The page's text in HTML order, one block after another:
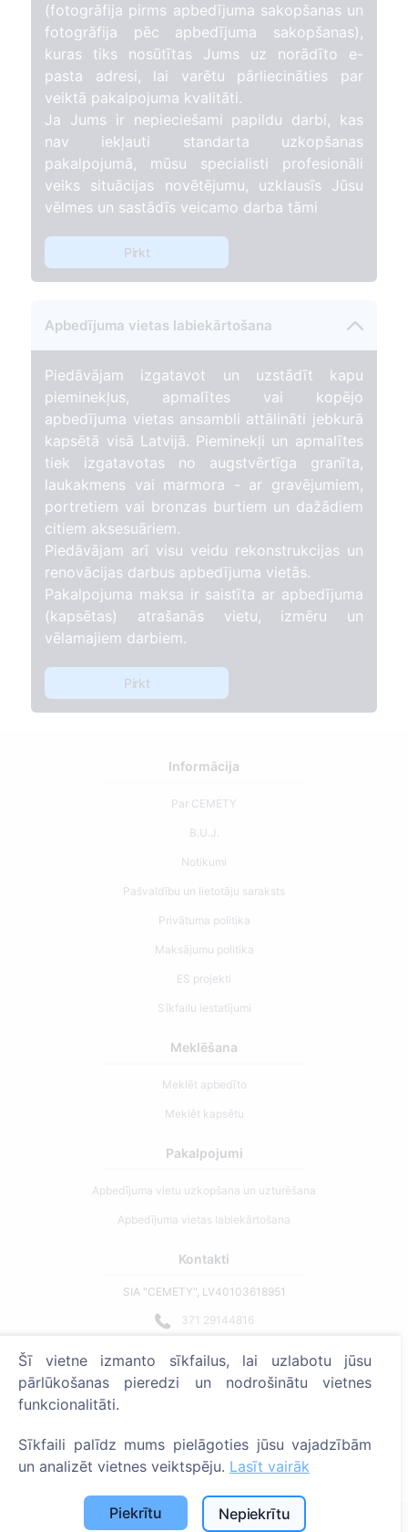
(fotogrāfija pirms apbedījuma sakopšanas un
fotogrāfija pēc apbedījuma sakopšanas),
kuras tiks nosūtītas Jums uz norādīto e-
pasta adresi, lai varētu pārliecināties par
veiktā pakalpojuma kvalitāti.
Ja Jums ir nepieciešami papildu darbi, kas
nav iekļauti standarta uzkopšanas
pakalpojumā, mūsu specialisti profesionāli
veiks situācijas novētējumu, uzklausīs Jūsu
vēlmes un sastādīs veicamo darba tāmi
Pirkt
Apbedījuma vietas labiekārtošana
Piedāvājam izgatavot un uzstādīt kapu
pieminekļus, apmalītes vai kopējo
apbedījuma vietas ansambli attālināti jebkurā
kapsētā visā Latvijā. Pieminekļi un apmalītes
tiek izgatavotas no augstvērtīga granīta,
laukakmens vai marmora - ar gravējumiem,
portretiem vai bronzas burtiem un dažādiem
citiem aksesuāriem.
Piedāvājam arī visu veidu rekonstrukcijas un
renovācijas darbus apbedījuma vietās.
Pakalpojuma maksa ir saistīta ar apbedījuma
(kapsētas) atrašanās vietu, izmēru un
vēlamajiem darbiem.
Pirkt
Informācija
Par CEMETY
B.U.J.
Notikumi
Pašvaldību un lietotāju saraksts
Privātuma politika
Maksājumu politika
ES projekti
Sīkfailu iestatījumi
Meklēšana
Meklēt apbedīto
Meklēt kapsētu
Pakalpojumi
Apbedījuma vietu uzkopšana un uzturēšana
Apbedījuma vietas labiekārtošana
Kontakti
SIA "CEMETY", LV40103618951
371 29144816
Strādājam visā Latvijā!
Administratoriem
© 2013 - 2026 Cemety Visas tiesības aizsargātas
Šī vietne izmanto sīkfailus, lai uzlabotu jūsu
pārlūkošanas pieredzi un nodrošinātu vietnes
funkcionalitāti.
Sīkfaili palīdz mums pielāgoties jūsu vajadzībām
un analizēt vietnes veiktspēju. Lasīt vairāk
Piekrītu Nepiekrītu